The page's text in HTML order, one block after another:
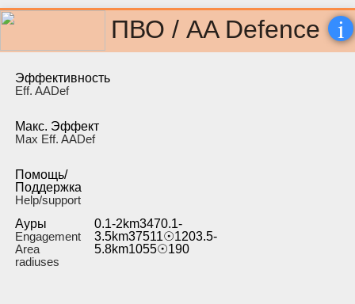
ПВО / AA Defence i
Эффективность
Eff. AADef
Макс. Эффект
Max Eff. AADef
Помощь/
Поддержка
Help/support
Ауры
Engagement
Area
radiuses
0.1-2km3470.1-
3.5km37511☉1203.5-
5.8km1055☉190